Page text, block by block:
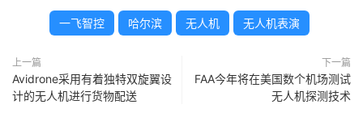
一飞智控 哈尔滨 无人机 无人机表演
上一篇
Avidrone采用有着独特双旋翼设
计的无人机进行货物配送
下一篇
FAA今年将在美国数个机场测试
无人机探测技术